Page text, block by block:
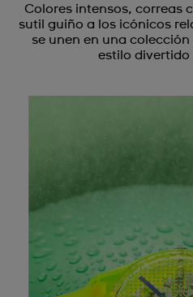
Colores intensos, correas
sutil guiño a los icónicos
se unen en una
estilo